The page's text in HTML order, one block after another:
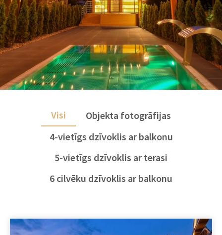
Visi
Objekta fotogrāfijas
4-vietīgs dzīvoklis ar balkonu
5-vietīgs dzīvoklis ar terasi
6 cilvēku dzīvoklis ar balkonu